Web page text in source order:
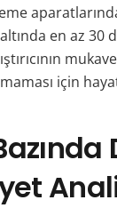
en az 30
için